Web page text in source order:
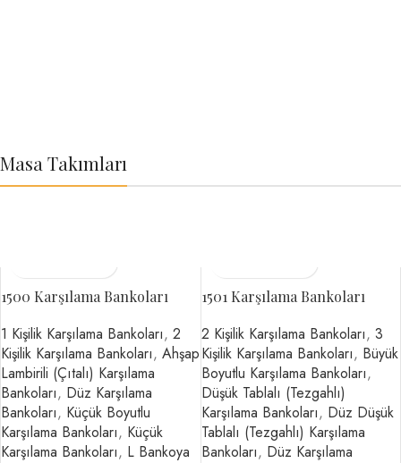
Masa Takımları
Personel Masa Takımları
1500 Karşılama Bankoları
1 Kişilik Karşılama Bankoları, 2
Kişilik Karşılama Bankoları, Ahşap
Lambirili (Çıtalı) Karşılama
Bankoları, Düz Karşılama
Bankoları, Küçük Boyutlu
Karşılama Bankoları, Küçük
Karşılama Bankoları, L Bankoya
1501 Karşılama Bankoları
2 Kişilik Karşılama Bankoları, 3
Kişilik Karşılama Bankoları, Büyük
Boyutlu Karşılama Bankoları,
Düşük Tablalı (Tezgahlı)
Karşılama Bankoları, Düz Düşük
Tablalı (Tezgahlı) Karşılama
Bankoları, Düz Karşılama